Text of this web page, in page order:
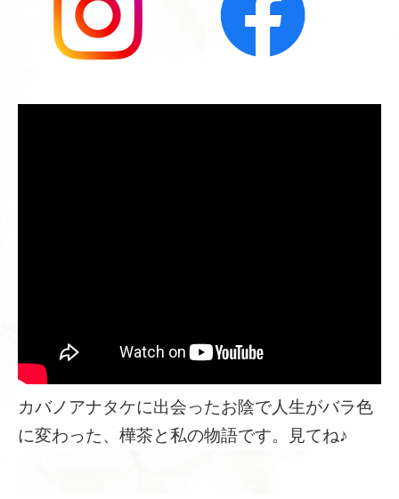
カバノアナタケに出会ったお陰で人生がバラ色
に変わった、樺茶と私の物語です。見てね♪